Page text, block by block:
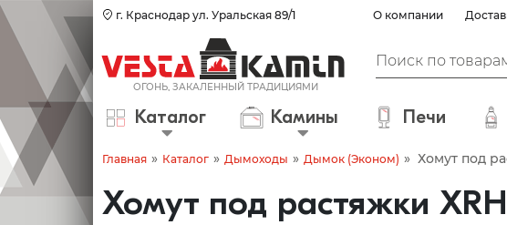
г. Краснодар ул. Уральская 89/1 О компании
Каталог Камины Печи
Главная » Каталог » Дымоходы » Дымок (Эконом) » Хомут под
Хомут под растяжки